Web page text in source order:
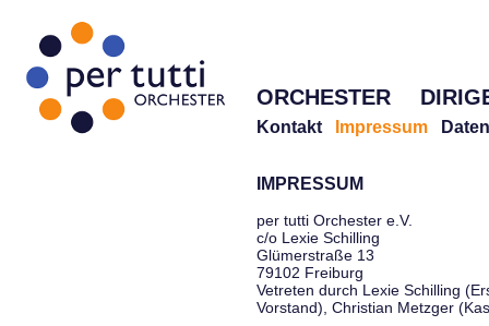
ORCHESTER
Kontakt Impressum
IMPRESSUM
per tutti Orchester e.V.
c/o Lexie Schilling
Glümerstraße 13
79102 Freiburg
Vetreten durch Lexie Schilling
Vorstand), Christian Metzger